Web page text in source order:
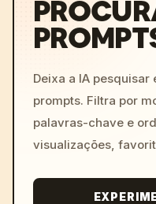
Deixa a IA
prompts. Filtra por
palavras-chave e
visualizações,